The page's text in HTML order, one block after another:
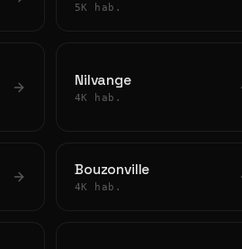
5K hab.
Nilvange
4K hab.
Bouzonville
4K hab.